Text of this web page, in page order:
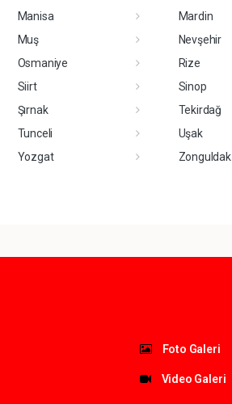
Manisa Mardin
Muş Nevşehir
Osmaniye Rize
Siirt Sinop
Şırnak Tekirdağ
Tunceli Uşak
Yozgat Zonguldak
Foto Galeri
Video Galeri